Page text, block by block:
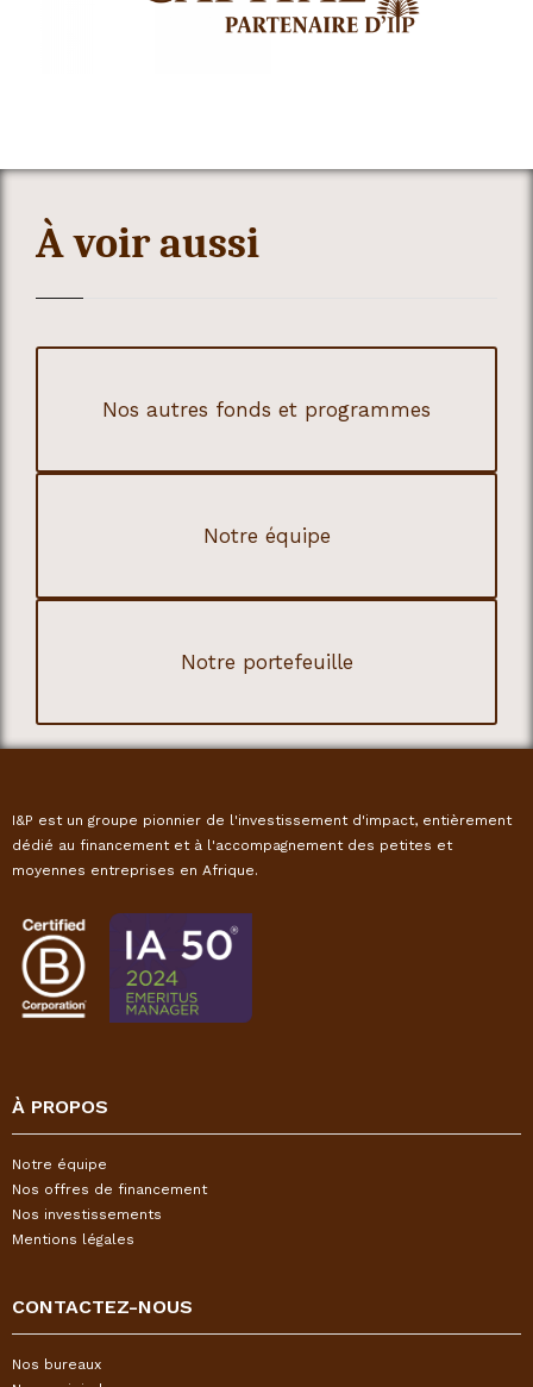
À voir aussi
Nos autres fonds et programmes
Notre équipe
Notre portefeuille
I&P est un groupe pionnier de l'investissement d'impact, entièrement
dédié au financement et à l'accompagnement des petites et
moyennes entreprises en Afrique.
À PROPOS
Notre équipe
Nos offres de financement
Nos investissements
Mentions légales
CONTACTEZ-NOUS
Nos bureaux